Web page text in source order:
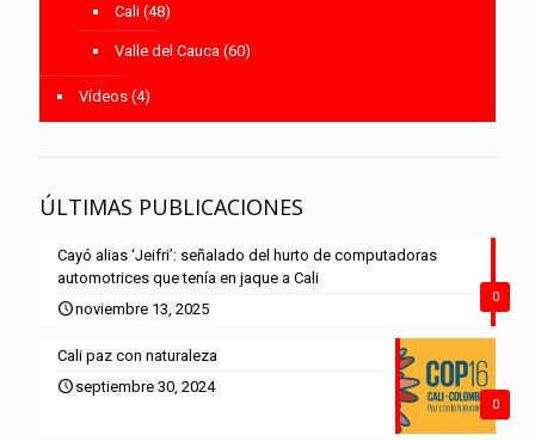
Cali (48)
Valle del Cauca (60)
Vídeos (4)
ÚLTIMAS PUBLICACIONES
0
Cayó alias ‘Jeifri’: señalado del hurto de computadoras
automotrices que tenía en jaque a Cali
noviembre 13, 2025
0
Cali paz con naturaleza
septiembre 30, 2024